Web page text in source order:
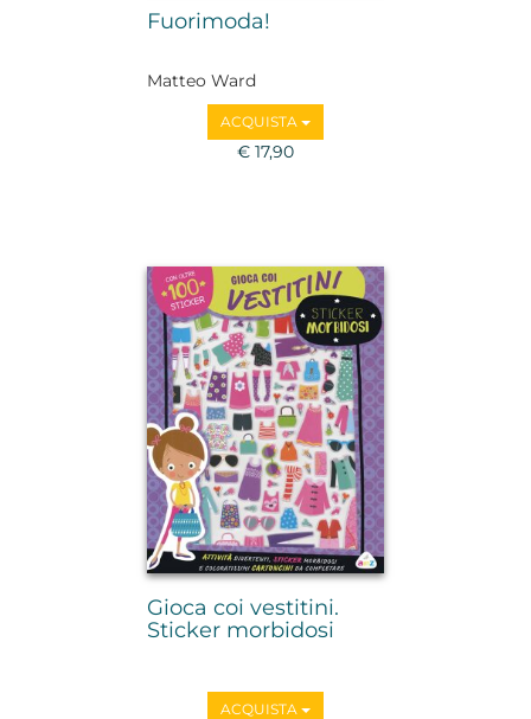
Fuorimoda!
Matteo Ward
ACQUISTA
€ 17,90
Gioca coi vestitini.
Sticker morbidosi
ACQUISTA